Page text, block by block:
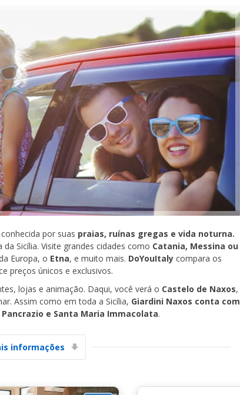
Descontos especiais
fornecedores
por suas praias, ruínas gregas e vida noturna.
da Sicília. Visite grandes cidades como Catania, Messina ou
Europa, o Etna, e muito mais. DoYouItaly compara os
preços únicos e exclusivos.
lojas e animação. Daqui, você verá o Castelo de Naxos,
Assim como em toda a Sicília, Giardini Naxos conta com
e Santa Maria Immacolata.
informações